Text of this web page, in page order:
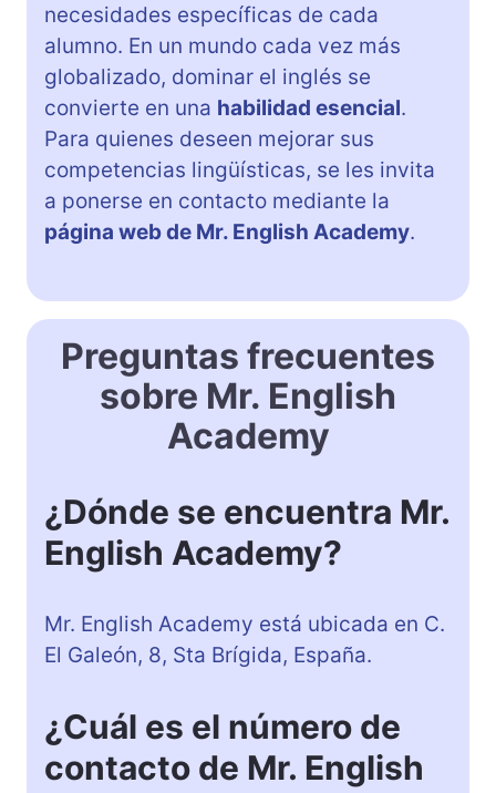
necesidades específicas de cada
alumno. En un mundo cada vez más
globalizado, dominar el inglés se
convierte en una habilidad esencial.
Para quienes deseen mejorar sus
competencias lingüísticas, se les invita
a ponerse en contacto mediante la
página web de Mr. English Academy.
Preguntas frecuentes
sobre Mr. English
Academy
¿Dónde se encuentra Mr.
English Academy?
Mr. English Academy está ubicada en C.
El Galeón, 8, Sta Brígida, España.
¿Cuál es el número de
contacto de Mr. English